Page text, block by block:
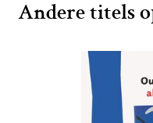
Andere titels